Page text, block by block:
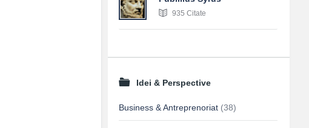
935 Citate
Idei & Perspective
Business & Antreprenoriat (38)